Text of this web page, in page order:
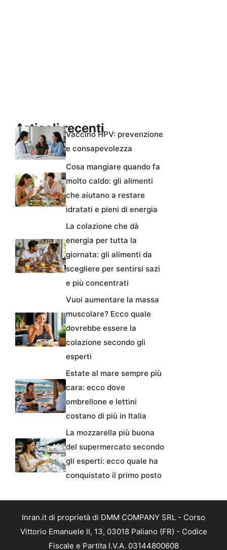
Articoli recentiVaccino HPV: prevenzione
e consapevolezza
Cosa mangiare quando fa
molto caldo: gli alimenti
che aiutano a restare
idratati e pieni di energia
La colazione che dà
energia per tutta la
giornata: gli alimenti da
scegliere per sentirsi sazi
e più concentrati
Vuoi aumentare la massa
muscolare? Ecco quale
dovrebbe essere la
colazione secondo gli
esperti
Estate al mare sempre più
cara: ecco dove
ombrellone e lettini
costano di più in Italia
La mozzarella più buona
del supermercato secondo
gli esperti: ecco quale ha
conquistato il primo posto
Inran.it di proprietà di DMM COMPANY SRL - Corso
Vittorio Emanuele II, 13, 03018 Paliano (FR) - Codice
Fiscale e Partita I.V.A. 03144800608